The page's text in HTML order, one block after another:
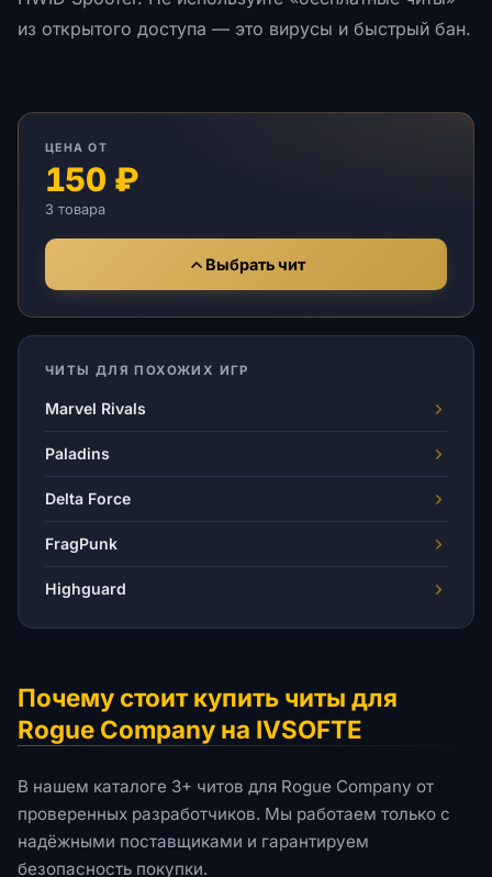
из открытого доступа — это вирусы и быстрый бан.
ЦЕНА ОТ
150 ₽
3 товара
Выбрать чит
ЧИТЫ ДЛЯ ПОХОЖИХ ИГР
Marvel Rivals
Paladins
Delta Force
FragPunk
Highguard
Почему стоит купить читы для
Rogue Company на IVSOFTE
В нашем каталоге 3+ читов для Rogue Company от
проверенных разработчиков. Мы работаем только с
надёжными поставщиками и гарантируем
безопасность покупки.